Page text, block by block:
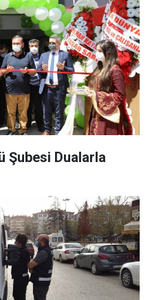
Şubesi Dualarla